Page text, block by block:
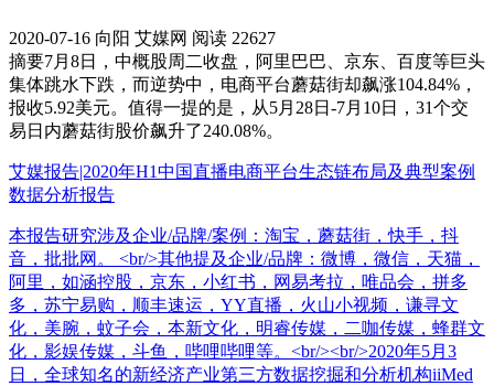
2020-07-16 向阳 艾媒网 阅读 22627
摘要7月8日，中概股周二收盘，阿里巴巴、京东、百度等巨头
集体跳水下跌，而逆势中，电商平台蘑菇街却飙涨104.84%，
报收5.92美元。值得一提的是，从5月28日-7月10日，31个交
易日内蘑菇街股价飙升了240.08%。
艾媒报告|2020年H1中国直播电商平台生态链布局及典型案例
数据分析报告
本报告研究涉及企业/品牌/案例：淘宝，蘑菇街，快手，抖
音，批批网。 <br/>其他提及企业/品牌：微博，微信，天猫，
阿里，如涵控股，京东，小红书，网易考拉，唯品会，拼多
多，苏宁易购，顺丰速运，YY直播，火山小视频，谦寻文
化，美腕，蚊子会，本新文化，明睿传媒，二咖传媒，蜂群文
化，影娱传媒，斗鱼，哔哩哔哩等。<br/><br/>2020年5月3
日，全球知名的新经济产业第三方数据挖掘和分析机构iiMed